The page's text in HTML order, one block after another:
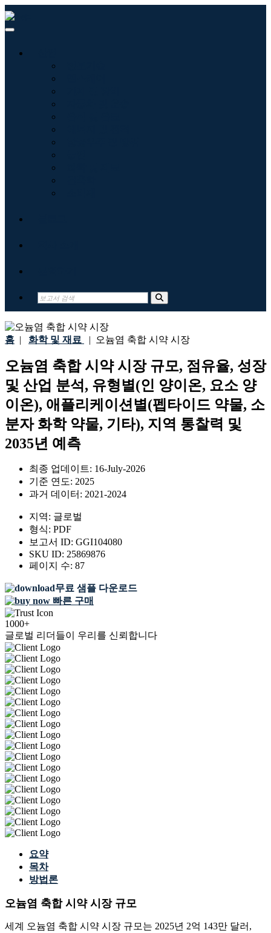
홈 | 화학 및 재료 | 오늄염 축합 시약 시장
오늄염 축합 시약 시장 규모, 점유율, 성장
및 산업 분석, 유형별(인 양이온, 요소 양
이온), 애플리케이션별(펩타이드 약물, 소
분자 화학 약물, 기타), 지역 통찰력 및
2035년 예측
최종 업데이트: 16-July-2026
기준 연도: 2025
과거 데이터: 2021-2024
지역: 글로벌
형식: PDF
보고서 ID: GGI104080
SKU ID: 25869876
페이지 수: 87
무료 샘플 다운로드
빠른 구매
1000+
글로벌 리더들이 우리를 신뢰합니다
요약
목차
방법론
오늄염 축합 시약 시장 규모
세계 오늄염 축합 시약 시장 규모는 2025년 2억 143만 달러,